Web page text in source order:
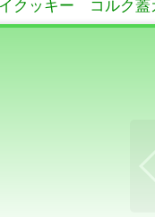
クッキー コルク